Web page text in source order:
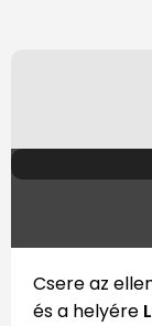
Csere az
és a helyére